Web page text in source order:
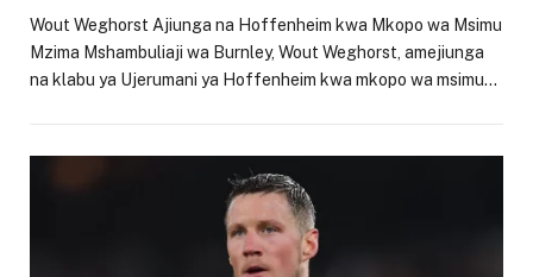
Wout Weghorst Ajiunga na Hoffenheim kwa Mkopo wa Msimu
Mzima Mshambuliaji wa Burnley, Wout Weghorst, amejiunga
na klabu ya Ujerumani ya Hoffenheim kwa mkopo wa msimu…